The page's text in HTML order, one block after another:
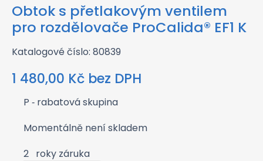
Obtok s přetlakovým ventilem
pro rozdělovače ProCalida® EF1 K
Katalogové číslo: 80839
1 480,00 Kč bez DPH
P ‑ rabatová skupina
Momentálně není skladem
2 roky záruka